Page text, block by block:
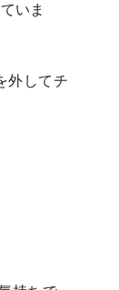
いま
外してチ